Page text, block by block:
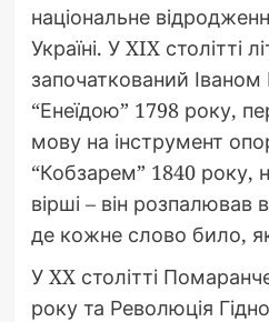
національне
Україні. У XIX столітті
започаткований
“Енеїдою” 1798 року,
мову на інструмент
“Кобзарем” 1840 року,
вірші – він розпалював
де кожне слово било,
У XX столітті
року та Революція